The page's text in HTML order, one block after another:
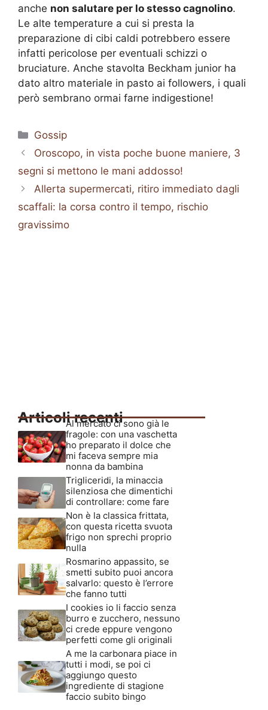
anche non salutare per lo stesso cagnolino.
Le alte temperature a cui si presta la
preparazione di cibi caldi potrebbero essere
infatti pericolose per eventuali schizzi o
bruciature. Anche stavolta Beckham junior ha
dato altro materiale in pasto ai followers, i quali
però sembrano ormai farne indigestione!
Categorie
Gossip
Oroscopo, in vista poche buone maniere, 3
segni si mettono le mani addosso!
Allerta supermercati, ritiro immediato dagli
scaffali: la corsa contro il tempo, rischio
gravissimo
Articoli recenti
Al mercato ci sono già le
fragole: con una vaschetta
ho preparato il dolce che
mi faceva sempre mia
nonna da bambina
Trigliceridi, la minaccia
silenziosa che dimentichi
di controllare: come fare
Non è la classica frittata,
con questa ricetta svuota
frigo non sprechi proprio
nulla
Rosmarino appassito, se
smetti subito puoi ancora
salvarlo: questo è l’errore
che fanno tutti
I cookies io li faccio senza
burro e zucchero, nessuno
ci crede eppure vengono
perfetti come gli originali
A me la carbonara piace in
tutti i modi, se poi ci
aggiungo questo
ingrediente di stagione
faccio subito bingo